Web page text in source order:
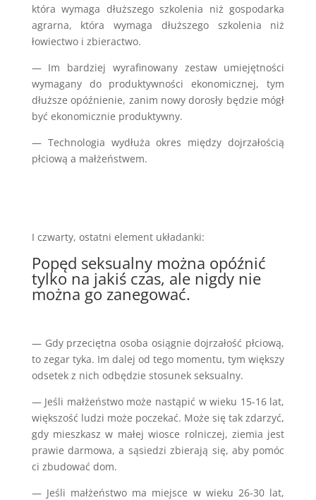
która wymaga dłuższego szkolenia niż gospodarka
agrarna, która wymaga dłuższego szkolenia niż
łowiectwo i zbieractwo.
— Im bardziej wyrafinowany zestaw umiejętności
wymagany do produktywności ekonomicznej, tym
dłuższe opóźnienie, zanim nowy dorosły będzie mógł
być ekonomicznie produktywny.
— Technologia wydłuża okres między dojrzałością
płciową a małżeństwem.
I czwarty, ostatni element układanki:
Popęd seksualny można opóźnić
tylko na jakiś czas, ale nigdy nie
można go zanegować.
— Gdy przeciętna osoba osiągnie dojrzałość płciową,
to zegar tyka. Im dalej od tego momentu, tym większy
odsetek z nich odbędzie stosunek seksualny.
— Jeśli małżeństwo może nastąpić w wieku 15-16 lat,
większość ludzi może poczekać. Może się tak zdarzyć,
gdy mieszkasz w małej wiosce rolniczej, ziemia jest
prawie darmowa, a sąsiedzi zbierają się, aby pomóc
ci zbudować dom.
— Jeśli małżeństwo ma miejsce w wieku 26-30 lat,